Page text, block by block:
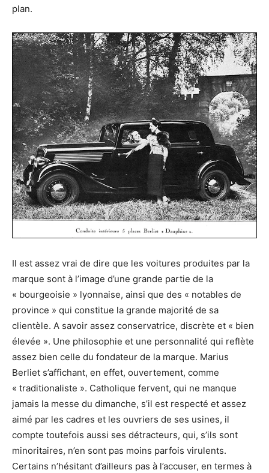
plan.
Il est assez vrai de dire que les voitures produites par la
marque sont à l’image d’une grande partie de la
« bourgeoisie » lyonnaise, ainsi que des « notables de
province » qui constitue la grande majorité de sa
clientèle. A savoir assez conservatrice, discrète et « bien
élevée ». Une philosophie et une personnalité qui reflète
assez bien celle du fondateur de la marque. Marius
Berliet s’affichant, en effet, ouvertement, comme
« traditionaliste ». Catholique fervent, qui ne manque
jamais la messe du dimanche, s’il est respecté et assez
aimé par les cadres et les ouvriers de ses usines, il
compte toutefois aussi ses détracteurs, qui, s’ils sont
minoritaires, n’en sont pas moins parfois virulents.
Certains n’hésitant d’ailleurs pas à l’accuser, en termes à